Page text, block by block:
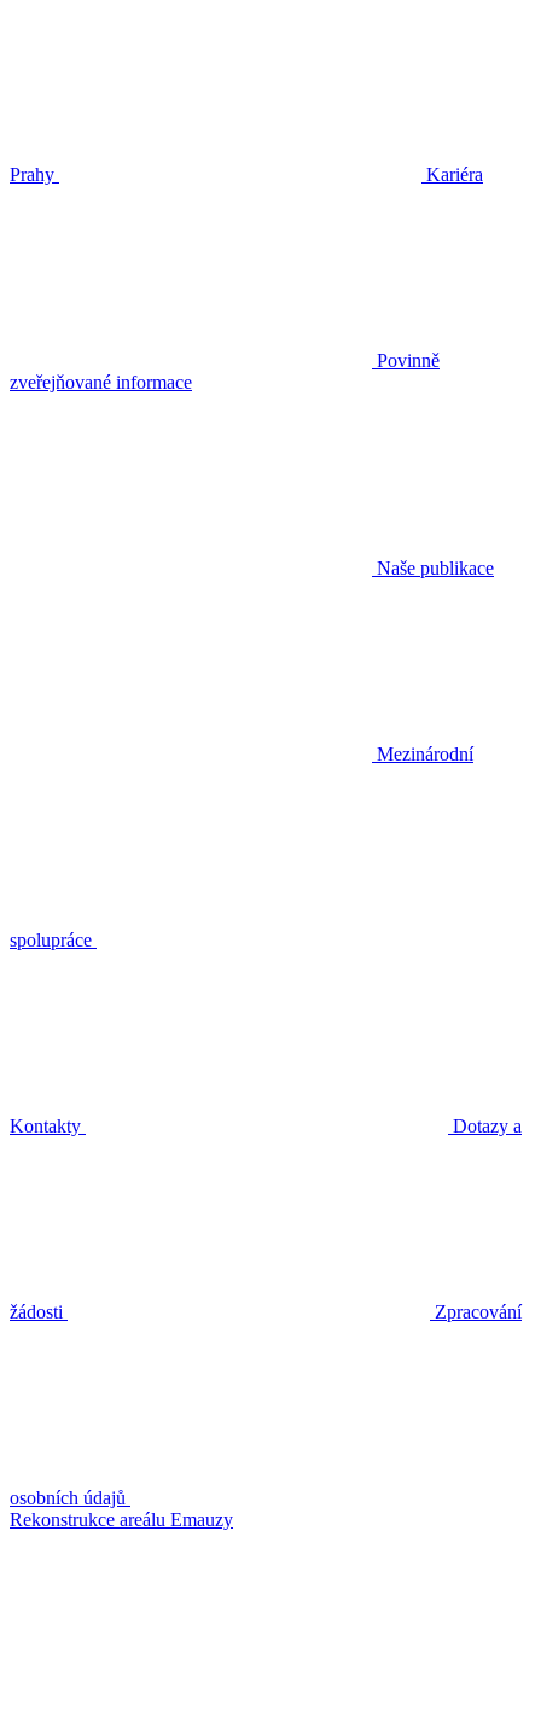
Prahy Kariéra
Povinně
zveřejňované informace
Naše publikace
Mezinárodní
spolupráce
Kontakty Dotazy a
žádosti Zpracování
osobních údajů
Rekonstrukce areálu Emauzy